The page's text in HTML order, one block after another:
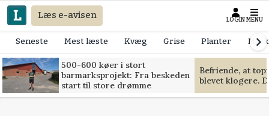
Læs e-avisen LOGIN MENU
Seneste Mest læste Kvæg Grise Planter
500-600 køer i stort
barmarksprojekt: Fra beskeden
start til store drømme
Befriende, at
blevet klogere.